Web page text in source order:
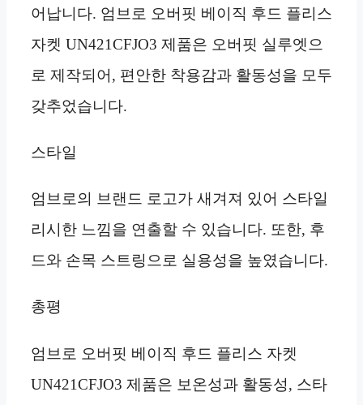
어납니다. 엄브로 오버핏 베이직 후드 플리스
자켓 UN421CFJO3 제품은 오버핏 실루엣으
로 제작되어, 편안한 착용감과 활동성을 모두
갖추었습니다.
스타일
엄브로의 브랜드 로고가 새겨져 있어 스타일
리시한 느낌을 연출할 수 있습니다. 또한, 후
드와 손목 스트링으로 실용성을 높였습니다.
총평
엄브로 오버핏 베이직 후드 플리스 자켓
UN421CFJO3 제품은 보온성과 활동성, 스타